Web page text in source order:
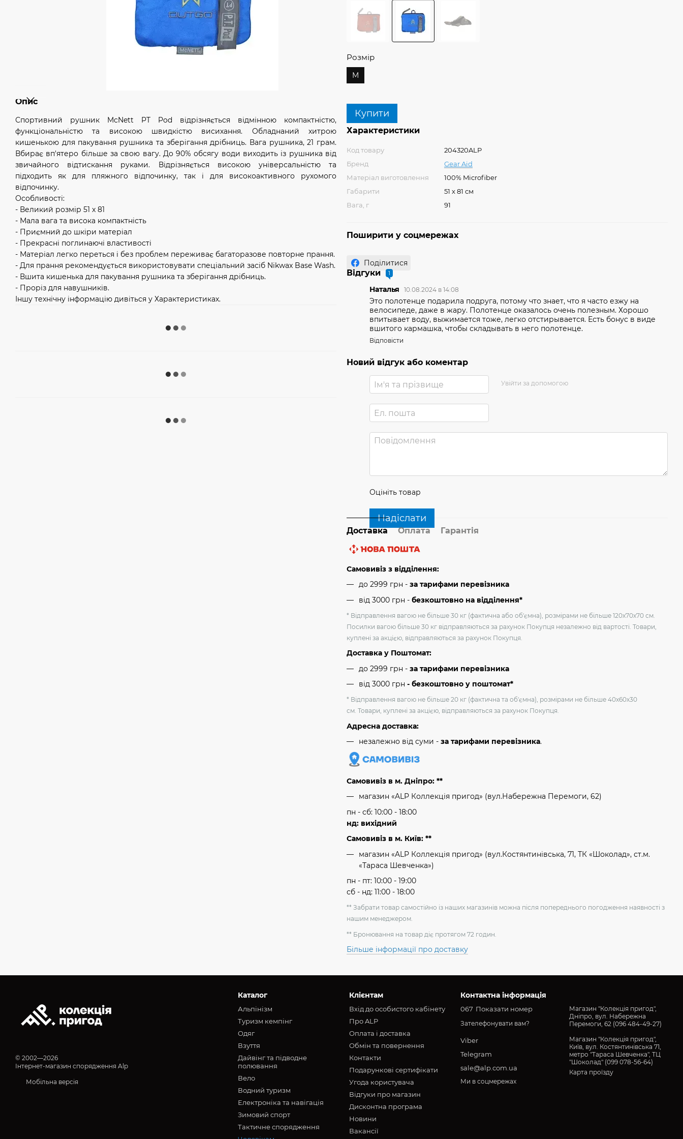
Опис
Спортивний рушник McNett PT Pod відрізняється відмінною компактністю,
функціональністю та високою швидкістю висихання. Обладнаний хитрою
кишенькою для пакування рушника та зберігання дрібниць. Вага рушника, 21 грам.
Вбирає вп'ятеро більше за свою вагу. До 90% обсягу води виходить із рушника від
звичайного відтискання руками. Відрізняється високою універсальністю та
підходить як для пляжного відпочинку, так і для високоактивного рухомого
відпочинку.
Особливості:
- Великий розмір 51 x 81
- Мала вага та висока компактність
- Приємний до шкіри матеріал
- Прекрасні поглинаючі властивості
- Матеріал легко переться і без проблем переживає багаторазове повторне прання.
- Для прання рекомендується використовувати спеціальний засіб Nikwax Base Wash.
- Вшита кишенька для пакування рушника та зберігання дрібниць.
- Проріз для навушників.
Іншу технічну інформацію дивіться у Характеристиках.
Розмір
M
Купити
Характеристики
Код товару
204320ALP
Бренд
Gear Aid
Матеріал виготовлення
100% Microfiber
Габарити
51 x 81 см
Вага, г
91
Поширити у соцмережах
Поділитися
Відгуки 1
Наталья 10.08.2024 в 14:08
Это полотенце подарила подруга, потому что знает, что я часто езжу на
велосипеде, даже в жару. Полотенце оказалось очень полезным. Хорошо
впитывает воду, выжимается тоже, легко отстирывается. Есть бонус в виде
вшитого кармашка, чтобы складывать в него полотенце.
Відповісти
Новий відгук або коментар
Увійти за допомогою
Оцініть товар
Надіслати
Доставка Оплата Гарантія
Самовивіз з відділення:
до 2999 грн - за тарифами перевізника
від 3000 грн - безкоштовно на відділення*
* Відправлення вагою не більше 30 кг (фактична або об'ємна), розмірами не більше 120х70х70 см.
Посилки вагою більше 30 кг відправляються за рахунок Покупця незалежно від вартості. Товари,
куплені за акцією, відправляються за рахунок Покупця.
Доставка у Поштомат:
до 2999 грн - за тарифами перевізника
від 3000 грн - безкоштовно у поштомат*
* Відправлення вагою не більше 20 кг (фактична та об'ємна), розмірами не більше 40х60х30
см. Товари, куплені за акцією, відправляються за рахунок Покупця.
Адресна доставка:
незалежно від суми - за тарифами перевізника.
Самовивіз в м. Дніпро: **
магазин «ALP Коллекція пригод» (вул.Набережна Перемоги, 62)
пн - сб: 10:00 - 18:00
нд: вихідний
Самовивіз в м. Київ: **
магазин «ALP Коллекція пригод» (вул.Костянтинівська, 71, ТК «Шоколад», ст.м.
«Тараса Шевченка»)
пн - пт: 10:00 - 19:00
сб - нд: 11:00 - 18:00
** Забрати товар самостійно із наших магазинів можна після попереднього погодження наявності з
нашим менеджером.
** Бронювання на товар діє протягом 72 годин.
Більше інформації про доставку
© 2002—2026
Інтернет-магазин спорядження Alp
Мобільна версія
Каталог
Альпінізм
Туризм кемпінг
Oдяг
Взуття
Дайвінг та підводне
полювання
Вело
Водний туризм
Електроніка та навігація
Зимовий спорт
Тактичне спорядження
Клієнтам
Вхід до особистого кабінету
Про ALP
Оплата і доставка
Обмін та повернення
Контакти
Подарункові сертифікати
Угода користувача
Відгуки про магазин
Дисконтна програма
Новини
Вакансії
Контактна інформація
067 Показати номер
Зателефонувати вам?
Viber
Telegram
sale@alp.com.ua
Магазин "Колекція пригод",
Дніпро, вул. Набережна
Перемоги, 62 (096 484-49-27)
Магазин "Колекція пригод",
Київ, вул. Костянтинівська 71,
метро "Тараса Шевченка", ТЦ
"Шоколад" (099 078-56-64)
Карта проїзду
Ми в соцмережах